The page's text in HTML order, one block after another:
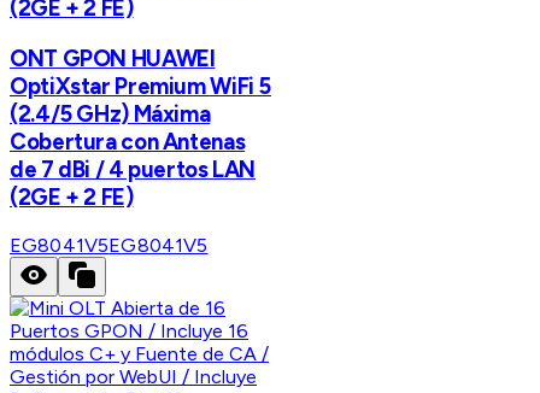
(2GE + 2 FE)
ONT GPON HUAWEI
OptiXstar Premium WiFi 5
(2.4/5 GHz) Máxima
Cobertura con Antenas
de 7 dBi / 4 puertos LAN
(2GE + 2 FE)
EG8041V5EG8041V5